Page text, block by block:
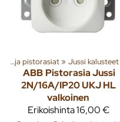
Kytkimet ja pistorasiat‪» Jussi kalusteet
ABB Pistorasia Jussi
2N/16A/IP20 UKJ HL
valkoinen
Erikoishinta16,00 €
Rakenna‪»Sähkötarvikkeet‪»